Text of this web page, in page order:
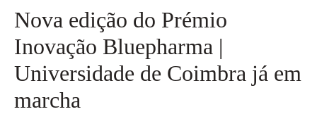
Nova edição do Prémio
Inovação Bluepharma |
Universidade de Coimbra já em
marcha